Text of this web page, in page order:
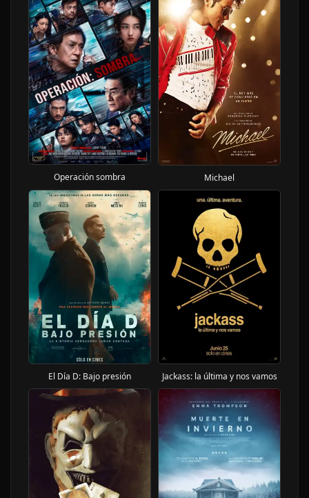
Operación sombra Michael
El Día D: Bajo presión Jackass: la última y nos vamos